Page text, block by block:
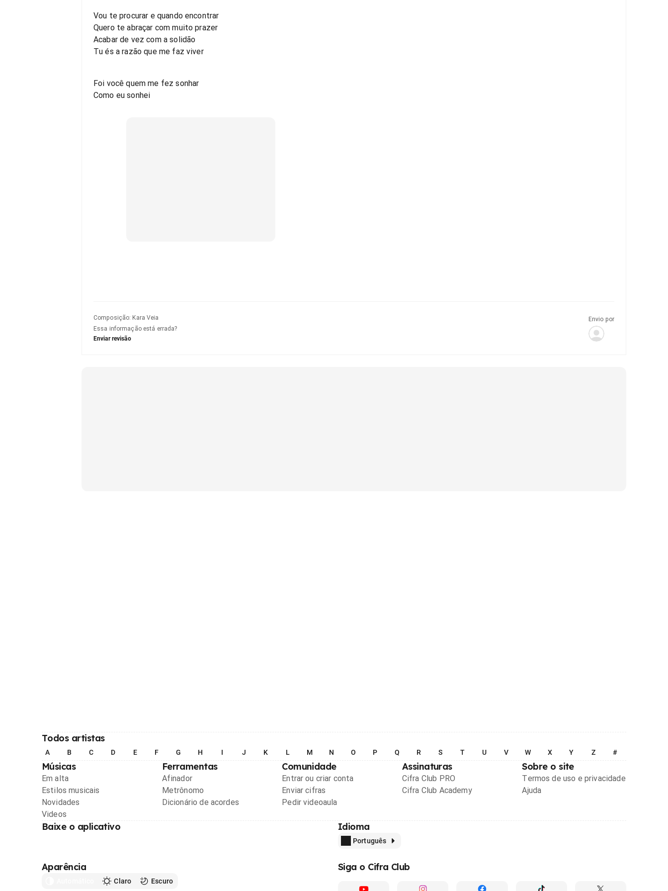
Vou te procurar e quando encontrar
Quero te abraçar com muito prazer
Acabar de vez com a solidão
Tu és a razão que me faz viver
Foi você quem me fez sonhar
Como eu sonhei
Composição: Kara Veia
Essa informação está errada?
Enviar revisão
Envio por
Todos artistas
A B C D E F G H I J K L M N O P Q R S T U V W X Y Z #
Músicas
Em alta
Estilos musicais
Novidades
Videos
Ferramentas
Afinador
Metrônomo
Dicionário de acordes
Comunidade
Entrar ou criar conta
Enviar cifras
Pedir videoaula
Assinaturas
Cifra Club PRO
Cifra Club Academy
Sobre o site
Termos de uso e privacidade
Ajuda
Baixe o aplicativo Idioma
Português
Aparência
Claro Escuro
Siga o Cifra Club